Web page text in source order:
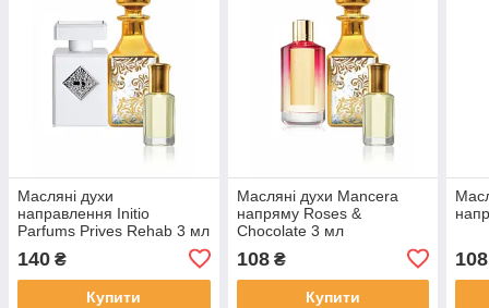
Масляні духи
направлення Initio
Parfums Prives Rehab 3 мл
140 ₴
Купити
Масляні духи Mancera
напряму Roses &
Chocolate 3 мл
108₴
Купити
108